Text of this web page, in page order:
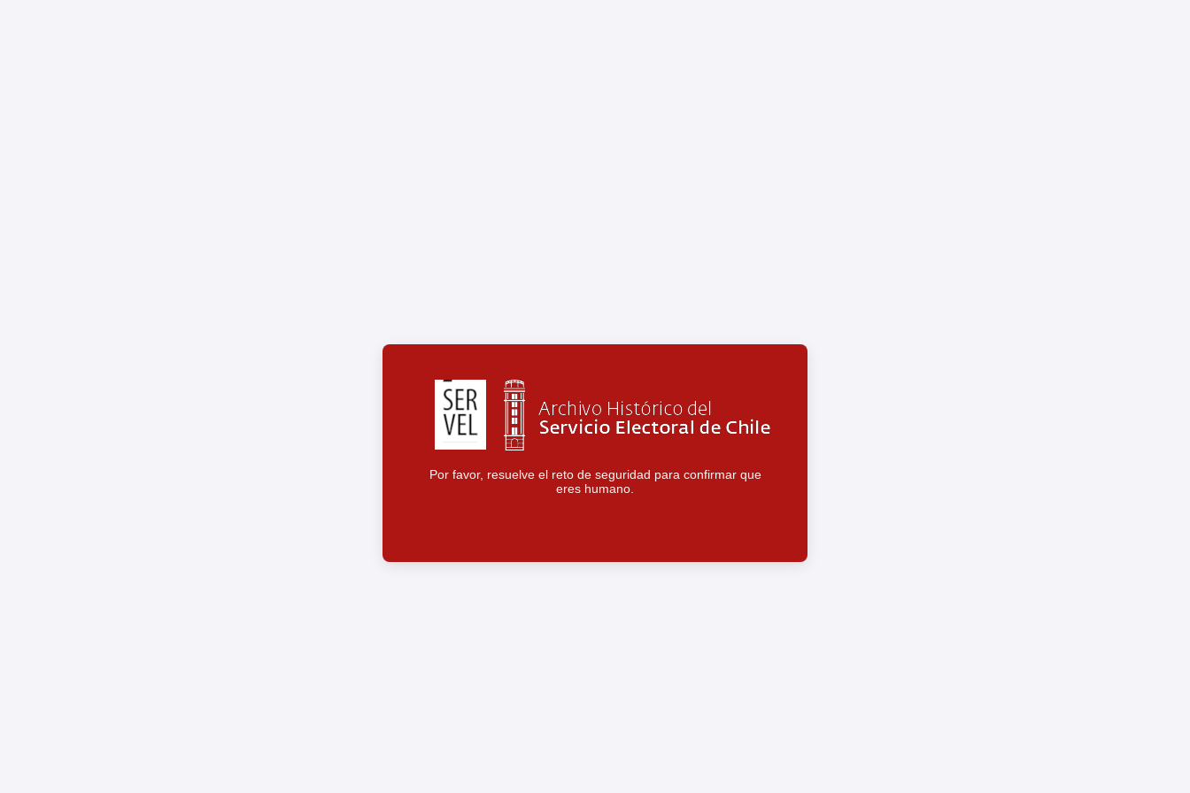
Por favor, resuelve el reto de seguridad para confirmar que
eres humano.